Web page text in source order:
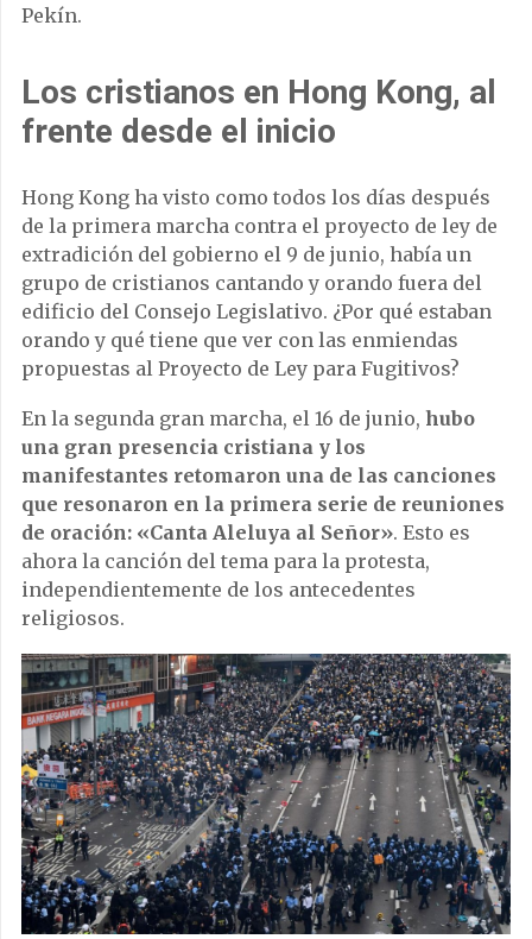
Pekín.
Los cristianos en Hong Kong, al
frente desde el inicio
Hong Kong ha visto como todos los días después
de la primera marcha contra el proyecto de ley de
extradición del gobierno el 9 de junio, había un
grupo de cristianos cantando y orando fuera del
edificio del Consejo Legislativo. ¿Por qué estaban
orando y qué tiene que ver con las enmiendas
propuestas al Proyecto de Ley para Fugitivos?
En la segunda gran marcha, el 16 de junio, hubo
una gran presencia cristiana y los
manifestantes retomaron una de las canciones
que resonaron en la primera serie de reuniones
de oración: «Canta Aleluya al Señor». Esto es
ahora la canción del tema para la protesta,
independientemente de los antecedentes
religiosos.